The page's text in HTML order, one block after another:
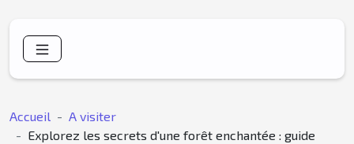
Accueil
A visiter
Explorez les secrets d'une forêt enchantée : guide